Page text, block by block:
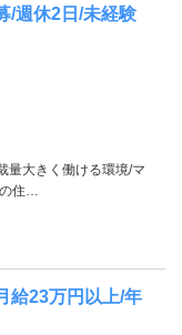
/週休2日/未経験
量大きく働ける環境/マ
住…
給23万円以上/年